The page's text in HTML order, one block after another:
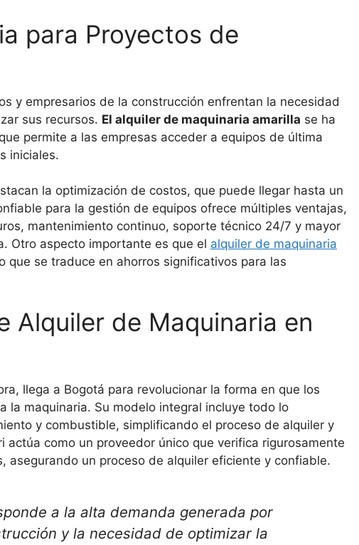
para Proyectos de
y empresarios de la construcción enfrentan la necesidad
sus recursos. El alquiler de maquinaria amarilla se ha
permite a las empresas acceder a equipos de última
iniciales.
la optimización de costos, que puede llegar hasta un
para la gestión de equipos ofrece múltiples ventajas,
mantenimiento continuo, soporte técnico 24/7 y mayor
Otro aspecto importante es que el alquiler de maquinaria
se traduce en ahorros significativos para las
Alquiler de Maquinaria en
llega a Bogotá para revolucionar la forma en que los
la maquinaria. Su modelo integral incluye todo lo
y combustible, simplificando el proceso de alquiler y
como un proveedor único que verifica rigurosamente
asegurando un proceso de alquiler eficiente y confiable.
a la alta demanda generada por
y la necesidad de optimizar la